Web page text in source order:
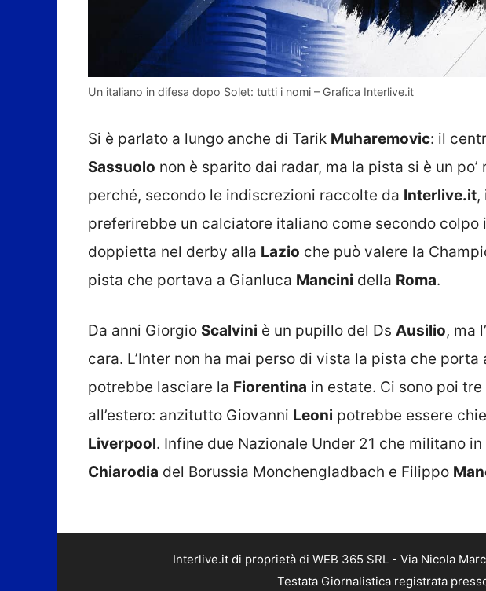
Un italiano in difesa dopo Solet: tutti i nomi – Grafica Interlive.it
Si è parlato a lungo anche di Tarik Muharemovic: il
Sassuolo non è sparito dai radar, ma la pista si è un
perché, secondo le indiscrezioni raccolte da Interlive.it,
preferirebbe un calciatore italiano come secondo colpo
doppietta nel derby alla Lazio che può valere la
pista che portava a Gianluca Mancini della Roma.
Da anni Giorgio Scalvini è un pupillo del Ds Ausilio, ma l’
cara. L’Inter non ha mai perso di vista la pista che porta
potrebbe lasciare la Fiorentina in estate. Ci sono poi
all’estero: anzitutto Giovanni Leoni potrebbe essere
Liverpool. Infine due Nazionale Under 21 che militano
Chiarodia del Borussia Monchengladbach e Filippo
Interlive.it di proprietà di WEB 365 SRL - Via Nicola
Testata Giornalistica registrata